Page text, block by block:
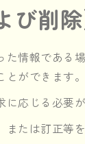
削除
情報である
ができます。
応じる必要
たは訂正等